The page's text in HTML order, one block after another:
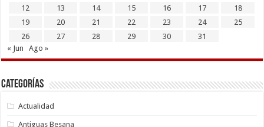
12
13 14 15 16 17
18
19
20 21 22 23 24
25
26
27 28 29 30
31
« Jun
Ago »
Categorías
Actualidad
Antiguas Besana